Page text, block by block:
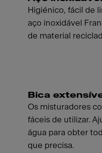
Higiénico, fácil de
aço inoxidável
de material
Bica
Os misturadores
fáceis de utilizar.
água para obter
que precisa.